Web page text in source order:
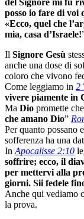
del Signore mi fu
posso io fare di voi
«Ecco, quel che
mia, casa d’Israele!
Il Signore Gesù
anche una dose di
coloro che vivono
Come leggiamo in 2
vivere piamente in
Ma Dio promette
che amano Dio”
Per quanto possano
sofferenza ha una
In Apocalisse 2:10
soffrire; ecco, il
per mettervi alla
giorni. Sii fedele
Anche qui vediamo
la prova.